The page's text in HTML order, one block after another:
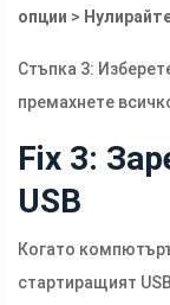
опции >
Стъпка 3:
премахнете
Fix 3:
USB
Когато
стартиращият